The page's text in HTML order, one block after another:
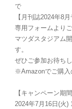
で
【月刊誌2024年8
専用フォームより
マツダスタジアム
す。
ぜひご参加お待ち
※Amazonでご購入
【キャンペーン期間
2024年7月16日(火)